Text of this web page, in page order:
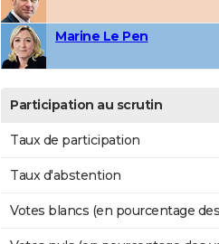
Marine Le Pen
Participation au scrutin
Taux de participation
Taux d'abstention
Votes blancs (en pourcentage